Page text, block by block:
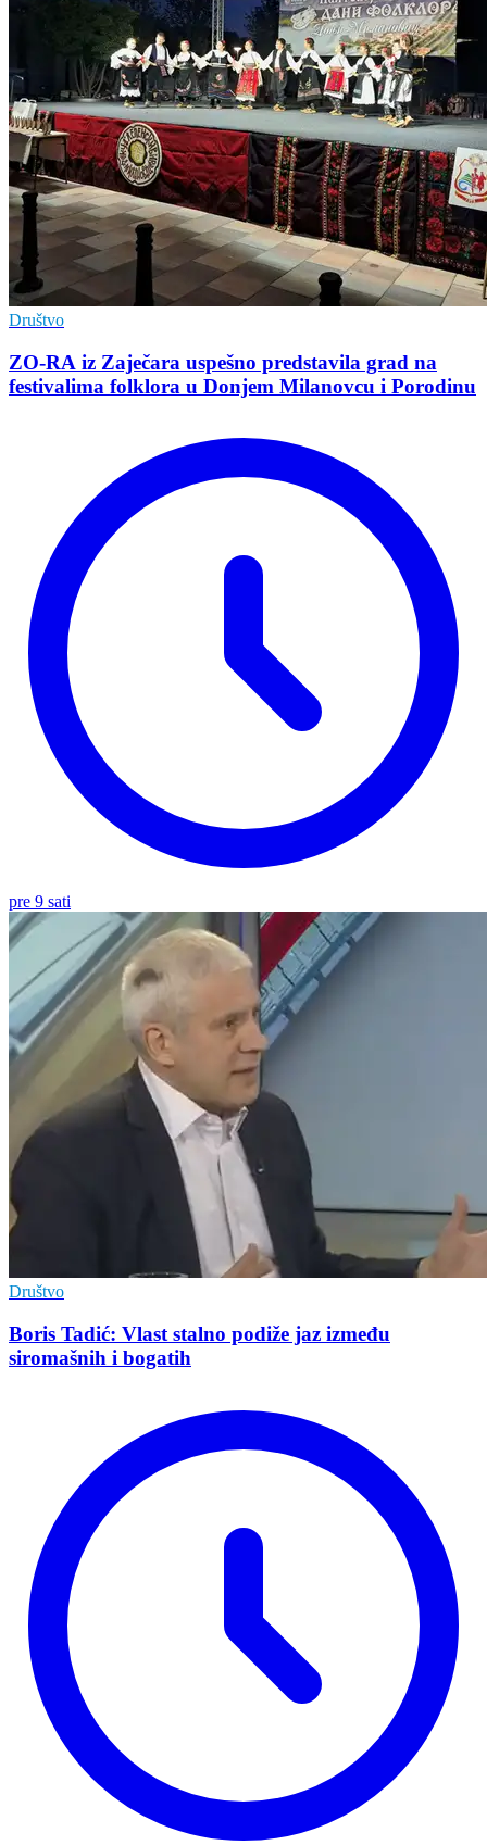
Društvo
ZO-RA iz Zaječara uspešno predstavila grad na
festivalima folklora u Donjem Milanovcu i Porodinu
pre 9 sati
Društvo
Boris Tadić: Vlast stalno podiže jaz između
siromašnih i bogatih